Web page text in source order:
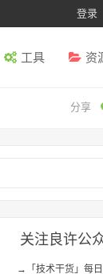
登录
工具 资
关注良许公
→「技术干货」每